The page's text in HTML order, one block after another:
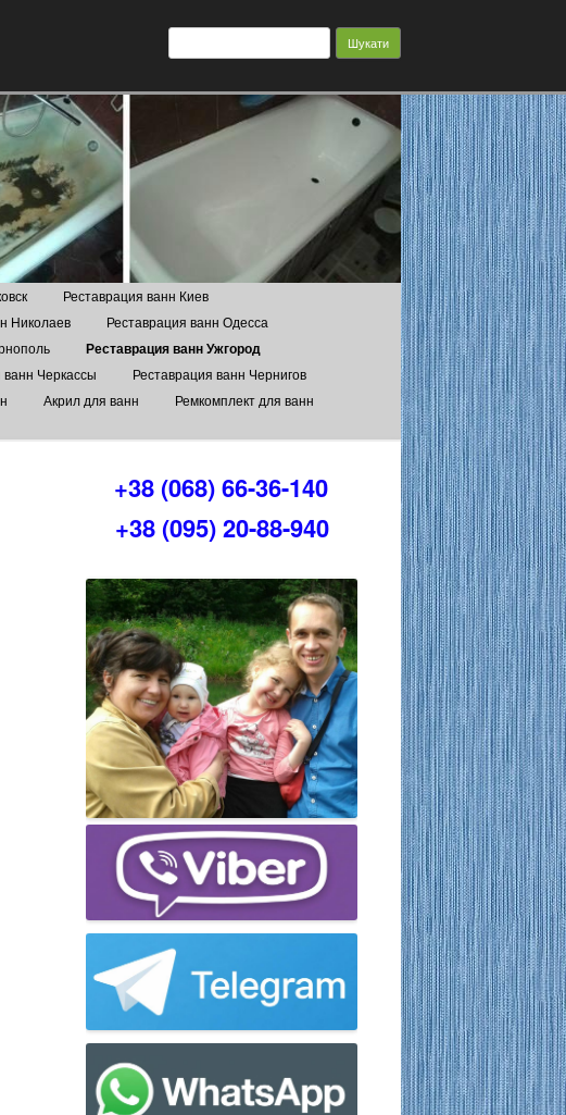
Пошук:
Реставрация ванн Киев
Николаев
Реставрация ванн Одесса
Реставрация ванн Ужгород
ванн Черкассы
Реставрация ванн Чернигов
Акрил для ванн
Ремкомплект для ванн
+38 (068) 66-36-140
+38 (095) 20-88-940